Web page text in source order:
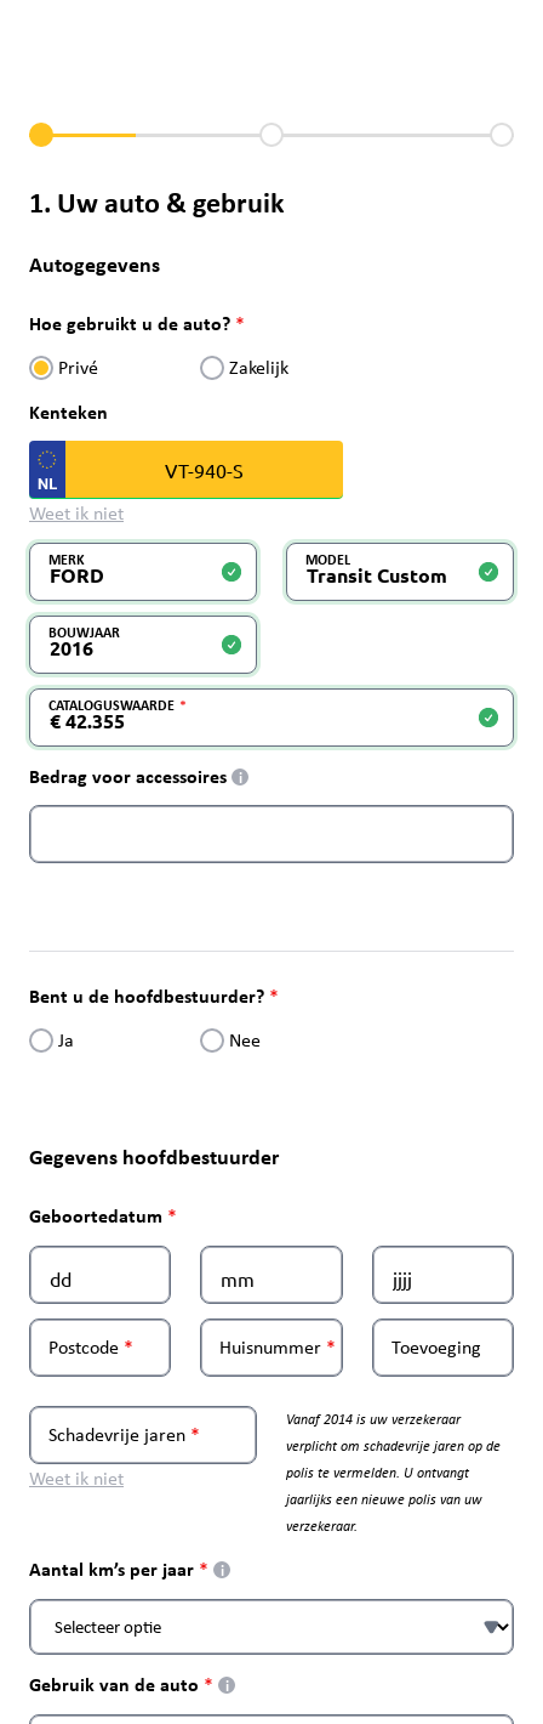
1. Uw auto & gebruik
Autogegevens
Hoe gebruikt u de auto?
Privé Zakelijk
Kenteken
Weet ik niet
MERK MODEL
BOUWJAAR
CATALOGUSWAARDE
Bedrag voor accessoires i
Bent u de hoofdbestuurder?
Ja Nee
Gegevens hoofdbestuurder
Geboortedatum
Postcode Huisnummer Toevoeging
Schadevrije jaren
Weet ik niet
Vanaf 2014 is uw verzekeraar
verplicht om schadevrije jaren op de
polis te vermelden. U ontvangt
jaarlijks een nieuwe polis van uw
verzekeraar.
Aantal km’s per jaar i
Gebruik van de auto i